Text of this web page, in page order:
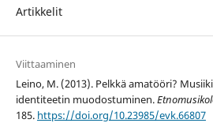
Artikkelit
Viittaaminen
Leino, M. (2013). Pelkkä amatööri?
identiteetin muodostuminen.
185. https://doi.org/10.23985/evk.66807